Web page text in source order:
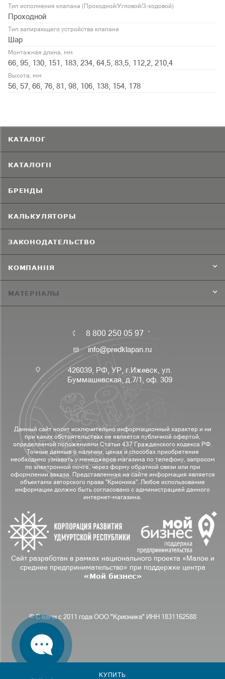
КУПИТЬ
Тип исполнения клапана (Проходной/Угловой/3-ходовой)
Проходной
Тип запирающего устройства клапана
Шар
Монтажная длина, мм
66, 95, 130, 151, 183, 234, 64,5, 83,5, 112,2, 210,4
Высота, мм
56, 57, 66, 76, 81, 98, 106, 138, 154, 178
КАТАЛОГ
КАТАЛОГИ
БРЕНДЫ
КАЛЬКУЛЯТОРЫ
ЗАКОНОДАТЕЛЬСТВО
КОМПАНИЯ
МАТЕРИАЛЫ
8 800 250 05 97
info@predklapan.ru
426039, РФ, УР, г.Ижевск, ул.
Буммашевская, д.7/1, оф. 309
Данный сайт носит исключительно информационный характер и ни
при каких обстоятельствах не является публичной офертой,
определяемой положениями Статьи 437 Гражданского кодекса РФ.
Точные данные о наличии, ценах и способах приобретения
необходимо узнавать у менеджеров магазина по телефону, запросом
по электронной почте, через форму обратной связи или при
оформлении заказа. Представленная на сайте информация является
объектами авторского права "Крионика". Любое использование
информации должно быть согласовано с администрацией данного
интернет-магазина.
Сайт разработан в рамках национального проекта «Малое и
среднее предпринимательство» при поддержке центра
«Мой бизнес»
© С вами с 2011 года ООО "Крионика" ИНН 1831162588